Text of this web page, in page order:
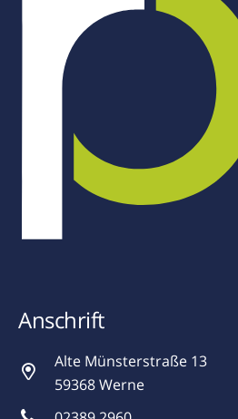
Anschrift
Alte Münsterstraße 13
59368 Werne